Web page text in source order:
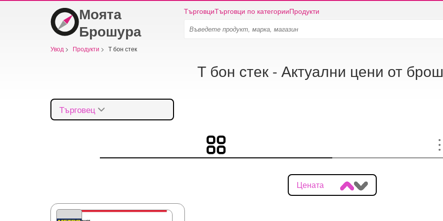
Моята
Брошура
ТърговциТърговци по категорииПродукти
Увод > Продукти > Т бон стек
Т бон стек - Актуални цени от
Търговец
Цената